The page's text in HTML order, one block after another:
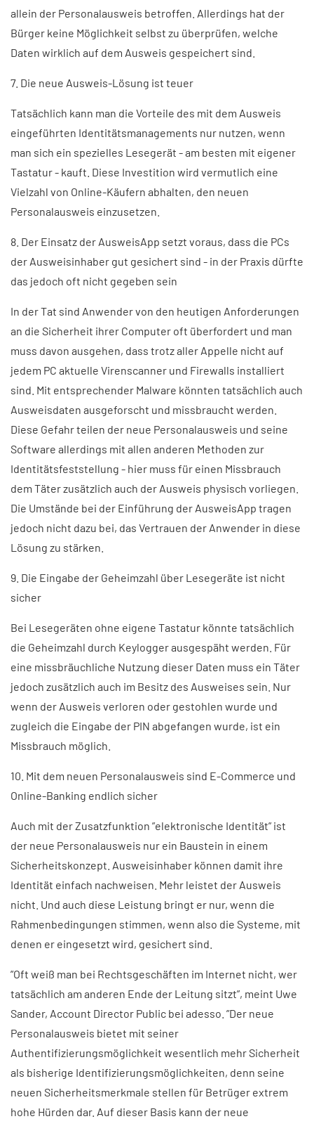
allein der Personalausweis betroffen. Allerdings hat der
Bürger keine Möglichkeit selbst zu überprüfen, welche
Daten wirklich auf dem Ausweis gespeichert sind.
7. Die neue Ausweis-Lösung ist teuer
Tatsächlich kann man die Vorteile des mit dem Ausweis
eingeführten Identitätsmanagements nur nutzen, wenn
man sich ein spezielles Lesegerät - am besten mit eigener
Tastatur - kauft. Diese Investition wird vermutlich eine
Vielzahl von Online-Käufern abhalten, den neuen
Personalausweis einzusetzen.
8. Der Einsatz der AusweisApp setzt voraus, dass die PCs
der Ausweisinhaber gut gesichert sind - in der Praxis dürfte
das jedoch oft nicht gegeben sein
In der Tat sind Anwender von den heutigen Anforderungen
an die Sicherheit ihrer Computer oft überfordert und man
muss davon ausgehen, dass trotz aller Appelle nicht auf
jedem PC aktuelle Virenscanner und Firewalls installiert
sind. Mit entsprechender Malware könnten tatsächlich auch
Ausweisdaten ausgeforscht und missbraucht werden.
Diese Gefahr teilen der neue Personalausweis und seine
Software allerdings mit allen anderen Methoden zur
Identitätsfeststellung - hier muss für einen Missbrauch
dem Täter zusätzlich auch der Ausweis physisch vorliegen.
Die Umstände bei der Einführung der AusweisApp tragen
jedoch nicht dazu bei, das Vertrauen der Anwender in diese
Lösung zu stärken.
9. Die Eingabe der Geheimzahl über Lesegeräte ist nicht
sicher
Bei Lesegeräten ohne eigene Tastatur könnte tatsächlich
die Geheimzahl durch Keylogger ausgespäht werden. Für
eine missbräuchliche Nutzung dieser Daten muss ein Täter
jedoch zusätzlich auch im Besitz des Ausweises sein. Nur
wenn der Ausweis verloren oder gestohlen wurde und
zugleich die Eingabe der PIN abgefangen wurde, ist ein
Missbrauch möglich.
10. Mit dem neuen Personalausweis sind E-Commerce und
Online-Banking endlich sicher
Auch mit der Zusatzfunktion ”elektronische Identität” ist
der neue Personalausweis nur ein Baustein in einem
Sicherheitskonzept. Ausweisinhaber können damit ihre
Identität einfach nachweisen. Mehr leistet der Ausweis
nicht. Und auch diese Leistung bringt er nur, wenn die
Rahmenbedingungen stimmen, wenn also die Systeme, mit
denen er eingesetzt wird, gesichert sind.
”Oft weiß man bei Rechtsgeschäften im Internet nicht, wer
tatsächlich am anderen Ende der Leitung sitzt”, meint Uwe
Sander, Account Director Public bei adesso. ”Der neue
Personalausweis bietet mit seiner
Authentifizierungsmöglichkeit wesentlich mehr Sicherheit
als bisherige Identifizierungsmöglichkeiten, denn seine
neuen Sicherheitsmerkmale stellen für Betrüger extrem
hohe Hürden dar. Auf dieser Basis kann der neue